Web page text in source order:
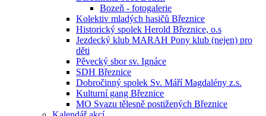
Bozeň - fotogalerie
Kolektiv mladých hasičů Březnice
Historický spolek Herold Březnice, o.s
Jezdecký klub MARAH Pony klub (nejen) pro
děti
Pěvecký sbor sv. Ignáce
SDH Březnice
Dobročinný spolek Sv. Máří Magdalény z.s.
Kulturní gang Březnice
MO Svazu tělesně postižených Březnice